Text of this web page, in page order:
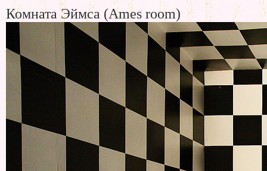
Комната Эймса (Ames room)